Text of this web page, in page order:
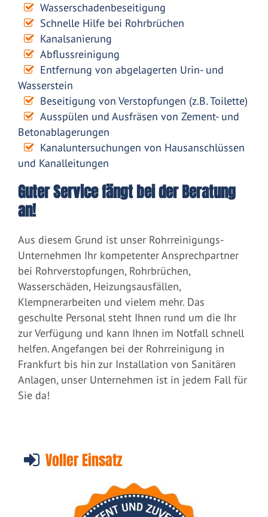
Wasserschadenbeseitigung
Schnelle Hilfe bei Rohrbrüchen
Kanalsanierung
Abflussreinigung
Entfernung von abgelagerten Urin- und
Wasserstein
Beseitigung von Verstopfungen (z.B. Toilette)
Ausspülen und Ausfräsen von Zement- und
Betonablagerungen
Kanaluntersuchungen von Hausanschlüssen
und Kanalleitungen
Guter Service fängt bei der Beratung
an!
Aus diesem Grund ist unser Rohrreinigungs-
Unternehmen Ihr kompetenter Ansprechpartner
bei Rohrverstopfungen, Rohrbrüchen,
Wasserschäden, Heizungsausfällen,
Klempnerarbeiten und vielem mehr. Das
geschulte Personal steht Ihnen rund um die Ihr
zur Verfügung und kann Ihnen im Notfall schnell
helfen. Angefangen bei der Rohrreinigung in
Frankfurt bis hin zur Installation von Sanitären
Anlagen, unser Unternehmen ist in jedem Fall für
Sie da!
Voller Einsatz